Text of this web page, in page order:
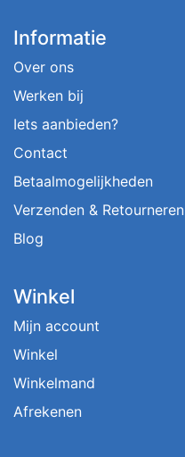
Informatie
Over ons
Werken bij
Iets aanbieden?
Contact
Betaalmogelijkheden
Verzenden & Retourneren
Blog
Winkel
Mijn account
Winkel
Winkelmand
Afrekenen